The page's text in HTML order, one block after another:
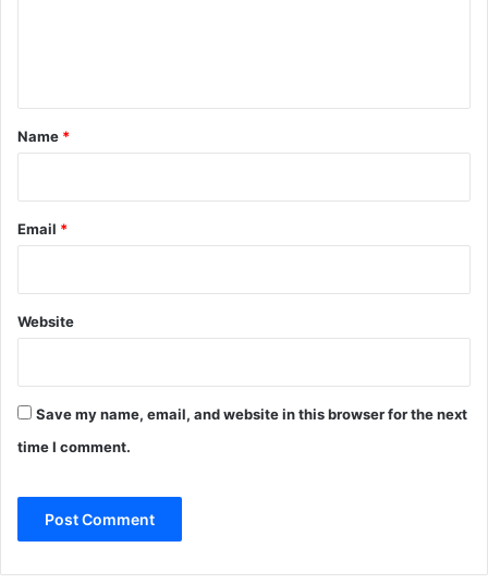
*
Name *
Email *
Website
Save my name, email, and website in this browser for the next
time I comment.